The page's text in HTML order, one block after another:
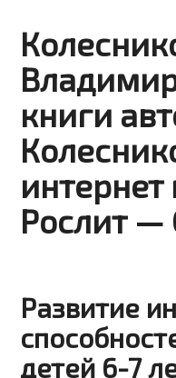
книги
Рослит —
Развитие
детей 6-7